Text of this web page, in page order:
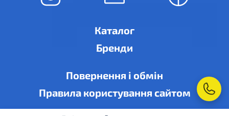
Каталог
Бренди
Повернення і обмін
Правила користування сайтом